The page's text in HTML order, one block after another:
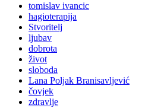
tomislav ivancic
hagioterapija
Stvoritelj
ljubav
dobrota
život
sloboda
Lana Poljak Branisavljević
čovjek
zdravlje